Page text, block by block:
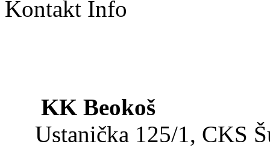
Kontakt Info
KK Beokoš
Ustanička 125/1, CKS